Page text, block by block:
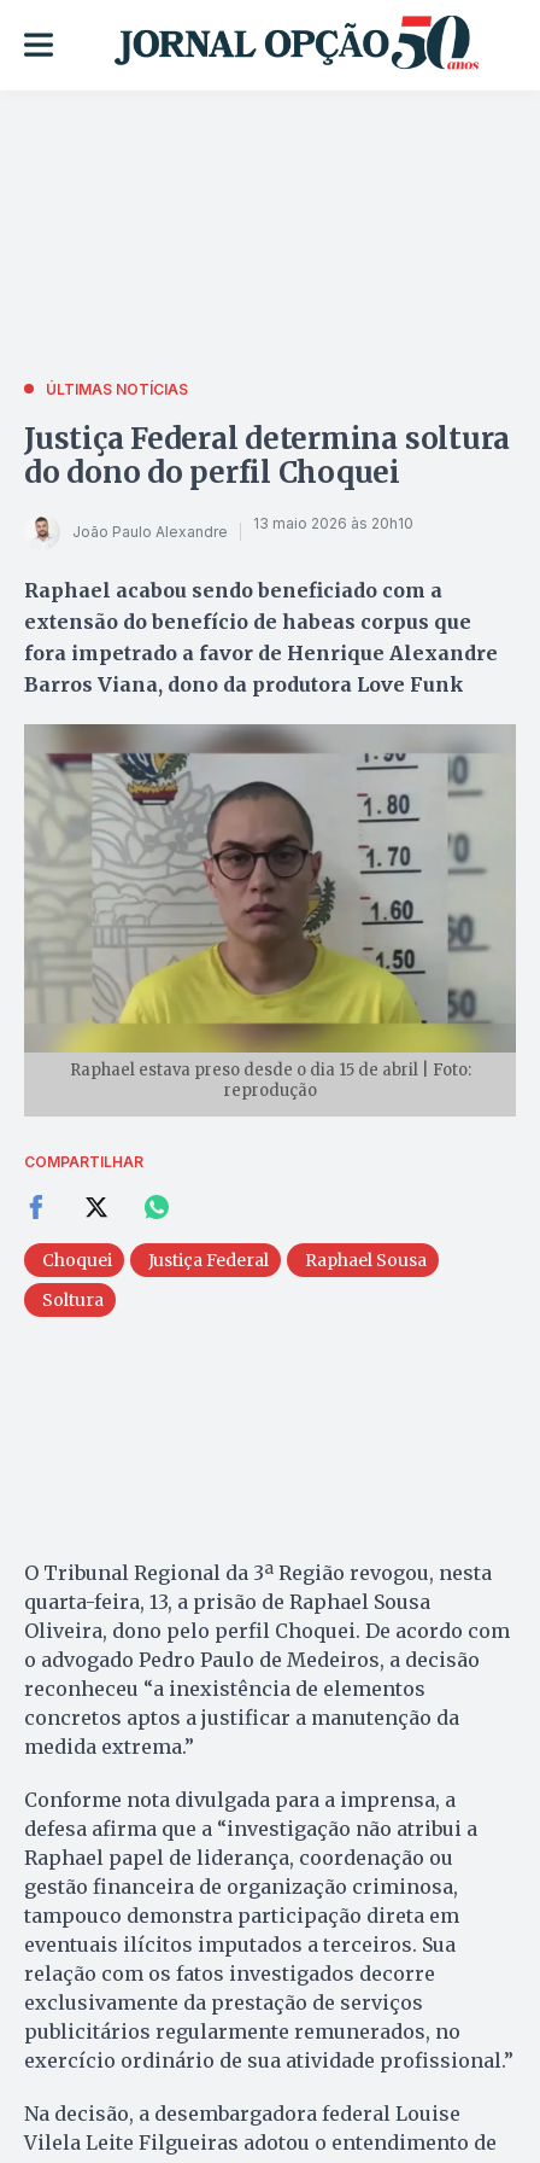
ÚLTIMAS NOTÍCIAS
Justiça Federal determina soltura
do dono do perfil Choquei
João Paulo Alexandre 13 maio 2026 às 20h10
Raphael acabou sendo beneficiado com a
extensão do benefício de habeas corpus que
fora impetrado a favor de Henrique Alexandre
Barros Viana, dono da produtora Love Funk
Raphael estava preso desde o dia 15 de abril | Foto:
reprodução
COMPARTILHAR
Choquei Justiça Federal
Raphael Sousa
Soltura
O Tribunal Regional da 3ª Região revogou, nesta
quarta-feira, 13, a prisão de Raphael Sousa
Oliveira, dono pelo perfil Choquei. De acordo com
o advogado Pedro Paulo de Medeiros, a decisão
reconheceu “a inexistência de elementos
concretos aptos a justificar a manutenção da
medida extrema.”
Conforme nota divulgada para a imprensa, a
defesa afirma que a “investigação não atribui a
Raphael papel de liderança, coordenação ou
gestão financeira de organização criminosa,
tampouco demonstra participação direta em
eventuais ilícitos imputados a terceiros. Sua
relação com os fatos investigados decorre
exclusivamente da prestação de serviços
publicitários regularmente remunerados, no
exercício ordinário de sua atividade profissional.”
Na decisão, a desembargadora federal Louise
Vilela Leite Filgueiras adotou o entendimento de